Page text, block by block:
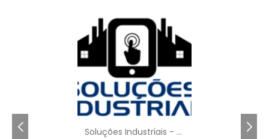
pela facilidade de manutenção. O acesso a
componentes internos para limpeza e troca
de peças é facilitado, o que significa menos
tempo parado e mais eficiência. As bombas
são projetadas para suportar longos períodos
de uso contínuo, tornando-se uma escolha
rentável para empresas que dependem desse
tipo de equipamento em seu dia a dia.
Soluções Industriais - AC